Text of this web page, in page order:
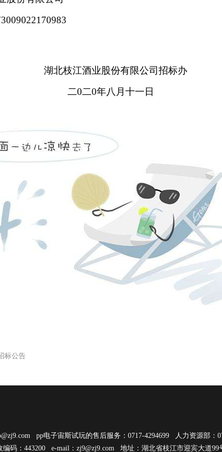
湖北枝江酒业股份有限公司招标办
二0二0年八月十一日
标公告
pp电子宙斯试玩的售后服务：0717-4294699 人力资源部：
码：443200 e-mail： zj9@zj9.com 地址：湖北省枝江市迎宾大道